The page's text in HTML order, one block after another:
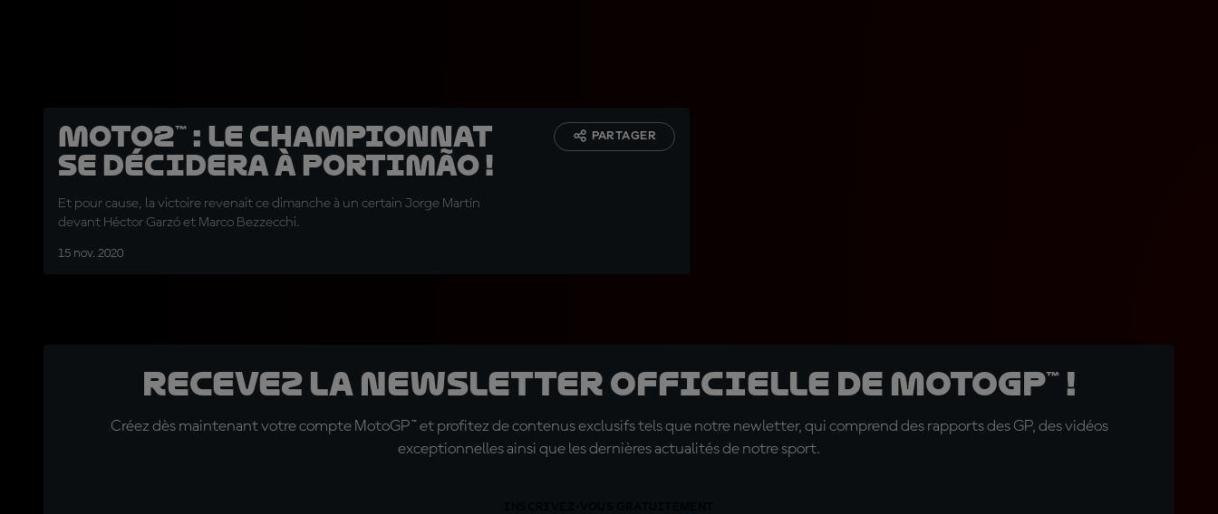
Moto2™ : Le Championnat
se décidera à Portimão !
Et pour cause, la victoire revenait ce dimanche à un certain Jorge Martín
devant Héctor Garzó et Marco Bezzecchi.
15 nov. 2020
PARTAGER
Recevez la Newsletter officielle de MotoGP™ !
Créez dès maintenant votre compte MotoGP™ et profitez de contenus exclusifs tels que notre newletter, qui comprend des rapports des GP, des vidéos
exceptionnelles ainsi que les dernières actualités de notre sport.